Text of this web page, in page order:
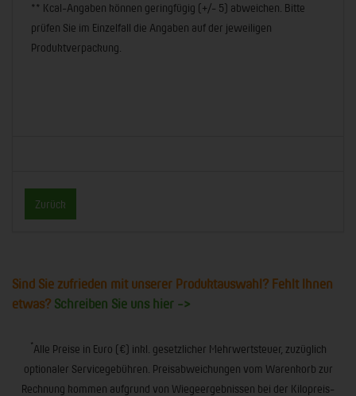
** Kcal-Angaben können geringfügig (+/- 5) abweichen. Bitte
prüfen Sie im Einzelfall die Angaben auf der jeweiligen
Produktverpackung.
Zurück
Sind Sie zufrieden mit unserer Produktauswahl? Fehlt Ihnen
etwas? Schreiben Sie uns hier ->
*Alle Preise in Euro (€) inkl. gesetzlicher Mehrwertsteuer, zuzüglich
optionaler Servicegebühren. Preisabweichungen vom Warenkorb zur
Rechnung kommen aufgrund von Wiegeergebnissen bei der Kilopreis-